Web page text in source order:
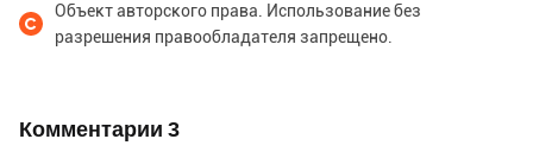
Объект авторского права. Использование без
разрешения правообладателя запрещено.
Комментарии 3